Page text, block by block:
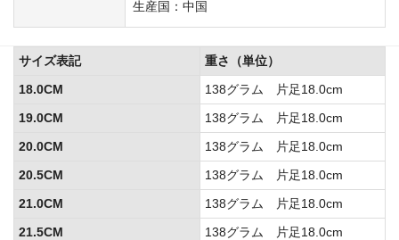
生産国：中国
サイズ表記
重さ（単位）
18.0CM
138グラム 片足18.0cm
19.0CM
138グラム 片足18.0cm
20.0CM
138グラム 片足18.0cm
20.5CM
138グラム 片足18.0cm
21.0CM
138グラム 片足18.0cm
21.5CM
138グラム 片足18.0cm